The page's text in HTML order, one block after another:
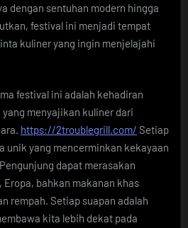
dengan sentuhan modern hingga
festival ini menjadi tempat
kuliner yang ingin menjelajahi
festival ini adalah kehadiran
menyajikan kuliner dari
https://2troublegrill.com/ Setiap
unik yang mencerminkan kekayaan
dapat merasakan
bahkan makanan khas
rempah. Setiap suapan adalah
kita lebih dekat pada